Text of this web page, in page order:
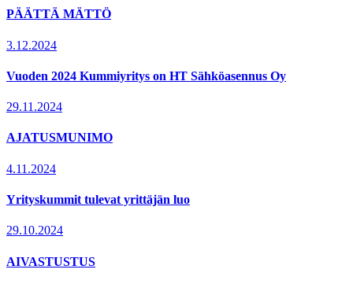
PÄÄTTÄ MÄTTÖ
3.12.2024
Vuoden 2024 Kummiyritys on HT Sähköasennus Oy
29.11.2024
AJATUSMUNIMO
4.11.2024
Yrityskummit tulevat yrittäjän luo
29.10.2024
AIVASTUSTUS